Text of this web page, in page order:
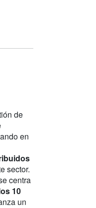
de
en
sector.
centra
10
un